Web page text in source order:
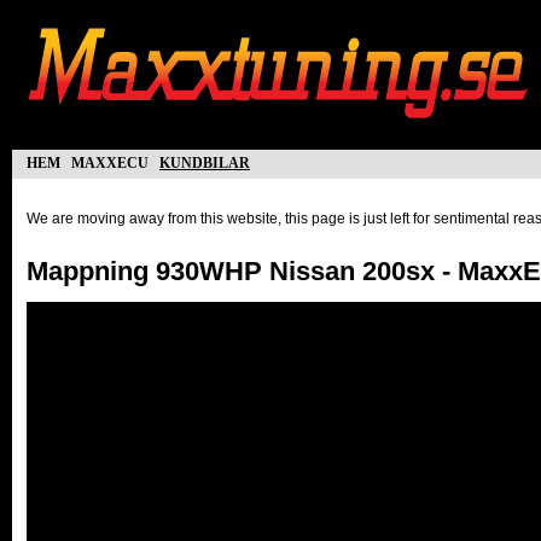
hem maxxecu kundbilar
We are moving away from this website, this page is just left for sentimental
Mappning 930WHP Nissan 200sx -